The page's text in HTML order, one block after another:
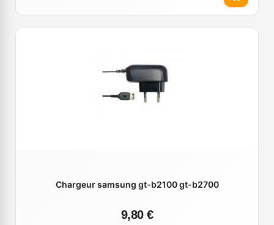
Chargeur samsung gt-b2100 gt-b2700
9,80 €